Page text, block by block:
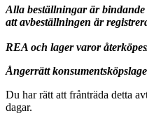
Alla beställningar är
att avbeställningen är
REA och lager varor
Ångerrätt
Du har rätt att frånträda detta
dagar.